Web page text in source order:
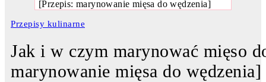
[Przepis: marynowanie mięsa do wędzenia]
Przepisy kulinarne
Jak i w czym marynować mięso
marynowanie mięsa do wędzenia]